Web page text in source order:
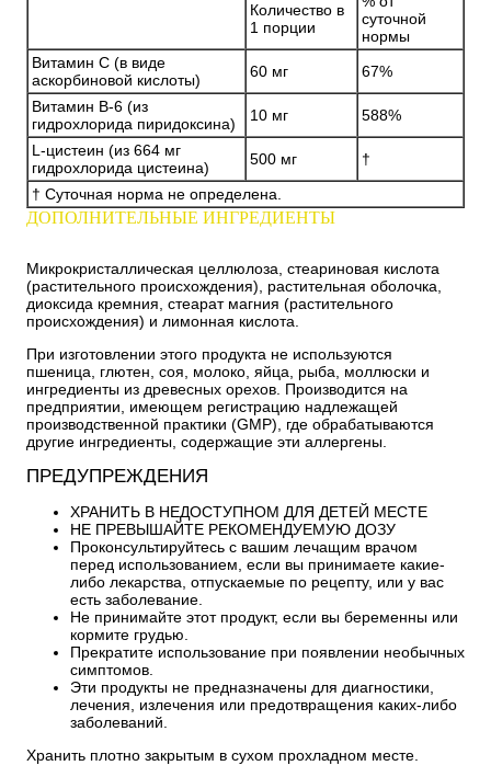
Количество в
1 порции
суточной
нормы
Витамин С (в виде
аскорбиновой кислоты)
60 мг
67%
Витамин B-6 (из
гидрохлорида пиридоксина)
10 мг
588%
L-цистеин (из 664 мг
гидрохлорида цистеина)
500 мг
†
† Суточная норма не определена.
ДОПОЛНИТЕЛЬНЫЕ ИНГРЕДИЕНТЫ
Микрокристаллическая целлюлоза, стеариновая кислота
(растительного происхождения), растительная оболочка,
диоксида кремния, стеарат магния (растительного
происхождения) и лимонная кислота.
При изготовлении этого продукта не используются
пшеница, глютен, соя, молоко, яйца, рыба, моллюски и
ингредиенты из древесных орехов. Производится на
предприятии, имеющем регистрацию надлежащей
производственной практики (GMP), где обрабатываются
другие ингредиенты, содержащие эти аллергены.
ПРЕДУПРЕЖДЕНИЯ
ХРАНИТЬ В НЕДОСТУПНОМ ДЛЯ ДЕТЕЙ МЕСТЕ
НЕ ПРЕВЫШАЙТЕ РЕКОМЕНДУЕМУЮ ДОЗУ
Проконсультируйтесь с вашим лечащим врачом
перед использованием, если вы принимаете какие-
либо лекарства, отпускаемые по рецепту, или у вас
есть заболевание.
Не принимайте этот продукт, если вы беременны или
кормите грудью.
Прекратите использование при появлении необычных
симптомов.
Эти продукты не предназначены для диагностики,
лечения, излечения или предотвращения каких-либо
заболеваний.
Хранить плотно закрытым в сухом прохладном месте.